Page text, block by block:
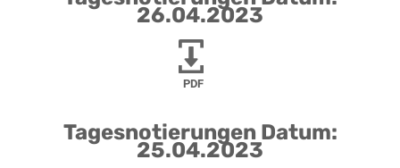
26.04.2023
PDF
Tagesnotierungen Datum:
25.04.2023